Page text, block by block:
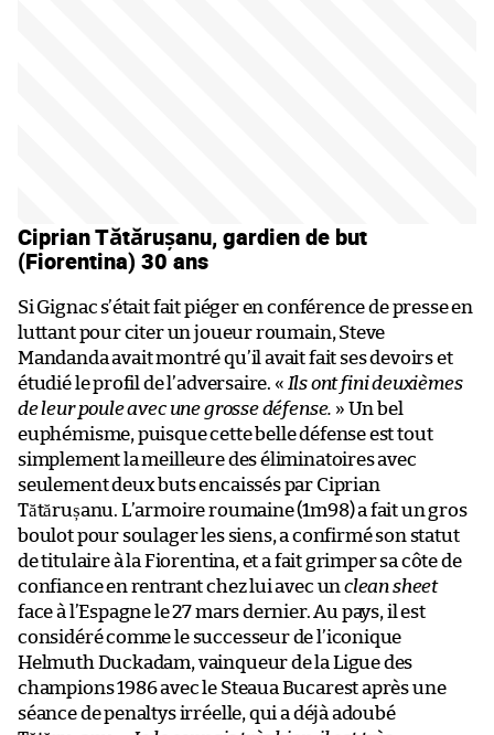
Ciprian Tătărușanu, gardien de but
(Fiorentina) 30 ans
Si Gignac s’était fait piéger en conférence de presse en
luttant pour citer un joueur roumain, Steve
Mandanda avait montré qu’il avait fait ses devoirs et
étudié le profil de l’adversaire. « Ils ont fini deuxièmes
de leur poule avec une grosse défense. » Un bel
euphémisme, puisque cette belle défense est tout
simplement la meilleure des éliminatoires avec
seulement deux buts encaissés par Ciprian
Tătărușanu. L’armoire roumaine (1m98) a fait un gros
boulot pour soulager les siens, a confirmé son statut
de titulaire à la Fiorentina, et a fait grimper sa côte de
confiance en rentrant chez lui avec un clean sheet
face à l’Espagne le 27 mars dernier. Au pays, il est
considéré comme le successeur de l’iconique
Helmuth Duckadam, vainqueur de la Ligue des
champions 1986 avec le Steaua Bucarest après une
séance de penaltys irréelle, qui a déjà adoubé